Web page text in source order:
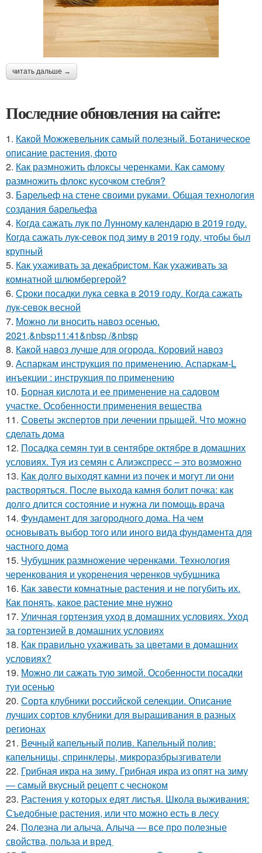
читать дальше →
Последние обновления на сайте:
1. Какой Можжевельник самый полезный. Ботаническое
описание растения, фото
2. Как размножить флоксы черенками. Как самому
размножить флокс кусочком стебля?
3. Барельеф на стене своими руками. Общая технология
создания барельефа
4. Когда сажать лук по Лунному календарю в 2019 году.
Когда сажать лук-севок под зиму в 2019 году, чтобы был
крупный
5. Как ухаживать за декабристом. Как ухаживать за
комнатной шлюмбергерой?
6. Сроки посадки лука севка в 2019 году. Когда сажать
лук-севок весной
7. Можно ли вносить навоз осенью.
2021,&nbsp11:41&nbsp /&nbsp
8. Какой навоз лучше для огорода. Коровий навоз
9. Аспаркам инструкция по применению. Аспаркам-L
инъекции : инструкция по применению
10. Борная кислота и ее применение на садовом
участке. Особенности применения вещества
11. Советы экспертов при лечении прыщей. Что можно
сделать дома
12. Посадка семян туи в сентябре октябре в домашних
условиях. Туя из семян с Алиэкспресс – это возможно
13. Как долго выходят камни из почек и могут ли они
растворяться. После выхода камня болит почка: как
долго длится состояние и нужна ли помощь врача
14. Фундамент для загородного дома. На чем
основывать выбор того или иного вида фундамента для
частного дома
15. Чубушник размножение черенками. Технология
черенкования и укоренения черенков чубушника
16. Как завести комнатные растения и не погубить их.
Как понять, какое растение мне нужно
17. Уличная гортензия уход в домашних условиях. Уход
за гортензией в домашних условиях
18. Как правильно ухаживать за цветами в домашних
условиях?
19. Можно ли сажать тую зимой. Особенности посадки
туи осенью
20. Сорта клубники российской селекции. Описание
лучших сортов клубники для выращивания в разных
регионах
21. Вечный капельный полив. Капельный полив:
капельницы, спринклеры, микроразбрызгиватели
22. Грибная икра на зиму. Грибная икра из опят на зиму
— самый вкусный рецепт с чесноком
23. Растения у которых едят листья. Школа выживания:
Съедобные растения, или что можно есть в лесу
24. Полезна ли алыча. Алыча — все про полезные
свойства, польза и вред